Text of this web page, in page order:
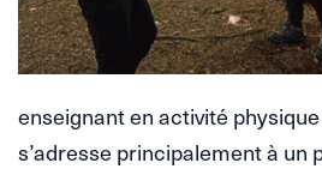
enseignant en activité
s’adresse principalement à un